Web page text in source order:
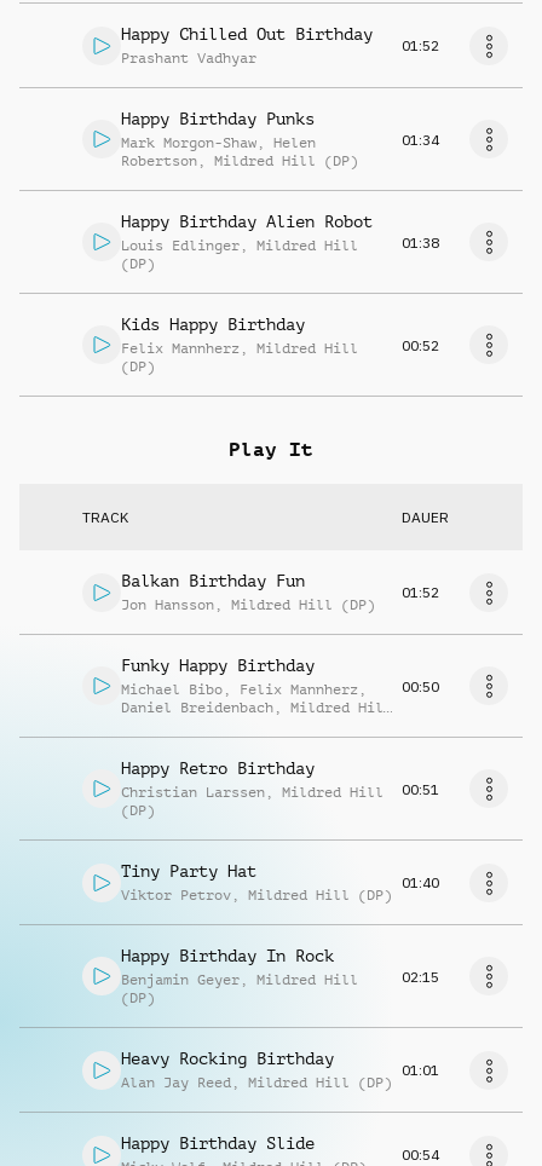
Happy Chilled Out Birthday
Prashant Vadhyar
01:52
Happy Birthday Punks
Mark Morgon-Shaw , Helen
Robertson , Mildred Hill (DP)
01:34
Happy Birthday Alien Robot
Louis Edlinger , Mildred Hill
(DP)
01:38
Kids Happy Birthday
Felix Mannherz , Mildred Hill
(DP)
00:52
Play It
TRACK DAUER
Balkan Birthday Fun
Jon Hansson , Mildred Hill (DP)
01:52
Funky Happy Birthday
Michael Bibo , Felix Mannherz ,
Daniel Breidenbach , Mildred Hill
00:50
Happy Retro Birthday
Christian Larssen , Mildred Hill
(DP)
00:51
Tiny Party Hat
Viktor Petrov , Mildred Hill (DP)
01:40
Happy Birthday In Rock
Benjamin Geyer , Mildred Hill
(DP)
02:15
Heavy Rocking Birthday
Alan Jay Reed , Mildred Hill (DP)
01:01
Happy Birthday Slide
00:54